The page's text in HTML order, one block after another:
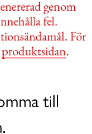
till